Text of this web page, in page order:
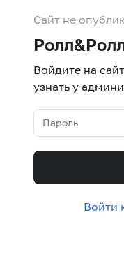
Сайт не
Войдите на
узнать у
Войти